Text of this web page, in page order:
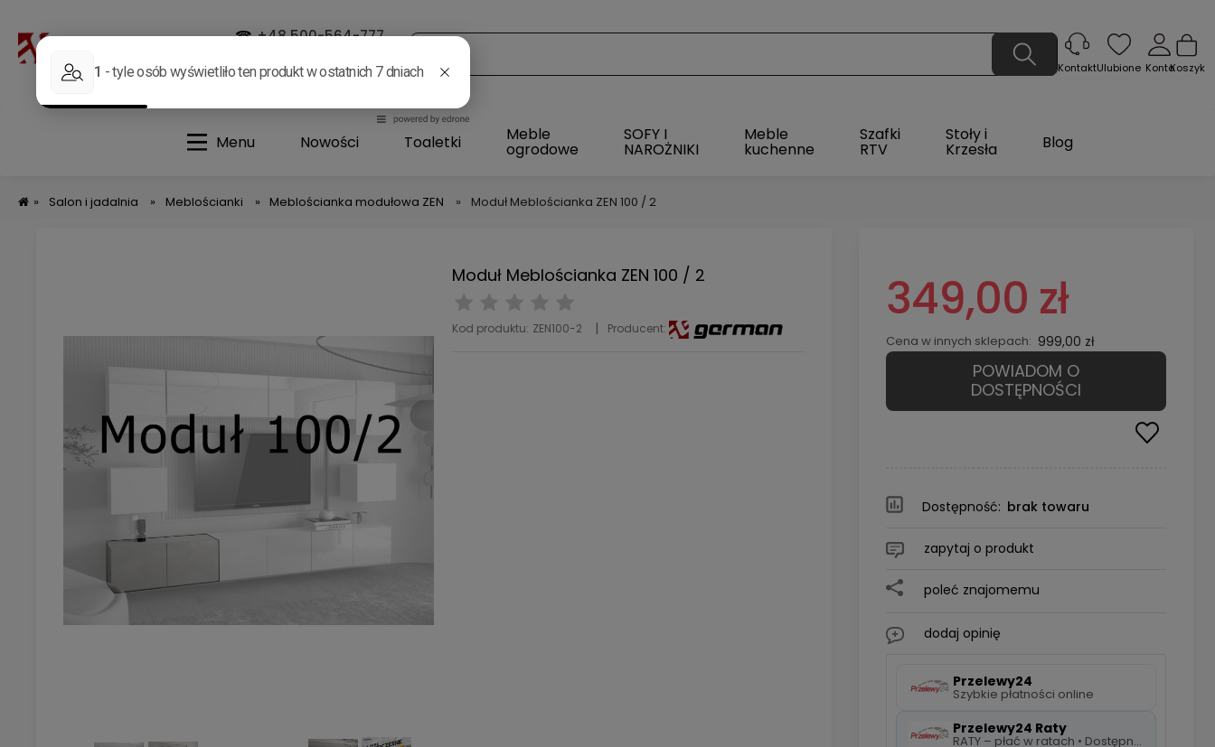
☎ +48 500-564-777
allegro@german.com.pl
Koszyk
Konto
Ulubione
Kontakt
Menu Nowości Toaletki Meble
ogrodowe
SOFY I
NAROŻNIKI
Meble
kuchenne
Szafki
RTV
Stoły i
Krzesła Blog
» Salon i jadalnia » Meblościanki » Meblościanka modułowa ZEN » Moduł Meblościanka ZEN 100 / 2
Moduł Meblościanka ZEN 100 / 2
Kod produktu: ZEN100-2 Producent: 349,00 zł
Cena w innych sklepach: 999,00 zł
POWIADOM O
DOSTĘPNOŚCI
Dostępność: brak towaru
zapytaj o produkt
poleć znajomemu
dodaj opinię
Przelewy24
Szybkie płatności online
Przelewy24 Raty
RATY – płać w ratach • Dostępne 5 rat 0%